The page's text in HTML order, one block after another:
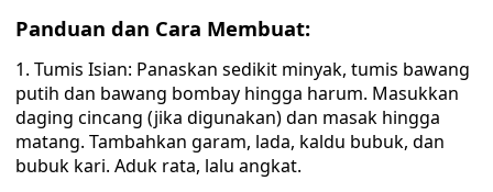
Panduan dan Cara Membuat:
1. Tumis Isian: Panaskan sedikit minyak, tumis bawang
putih dan bawang bombay hingga harum. Masukkan
daging cincang (jika digunakan) dan masak hingga
matang. Tambahkan garam, lada, kaldu bubuk, dan
bubuk kari. Aduk rata, lalu angkat.